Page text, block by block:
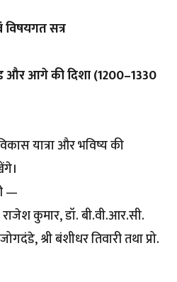
सत्र
और आगे की दिशा (1200–1330
यात्रा और भविष्य की
—
राजेश कुमार, डॉ. बी.वी.आर.सी.
श्री बंशीधर तिवारी तथा प्रो.